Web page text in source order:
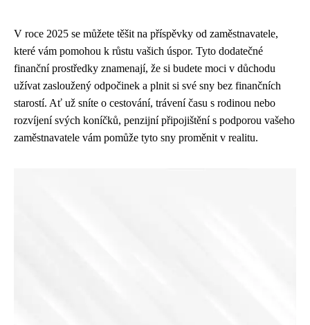
V roce 2025 se můžete těšit na příspěvky od zaměstnavatele,
které vám pomohou k růstu vašich úspor. Tyto dodatečné
finanční prostředky znamenají, že si budete moci v důchodu
užívat zasloužený odpočinek a plnit si své sny bez finančních
starostí. Ať už sníte o cestování, trávení času s rodinou nebo
rozvíjení svých koníčků, penzijní připojištění s podporou vašeho
zaměstnavatele vám pomůže tyto sny proměnit v realitu.